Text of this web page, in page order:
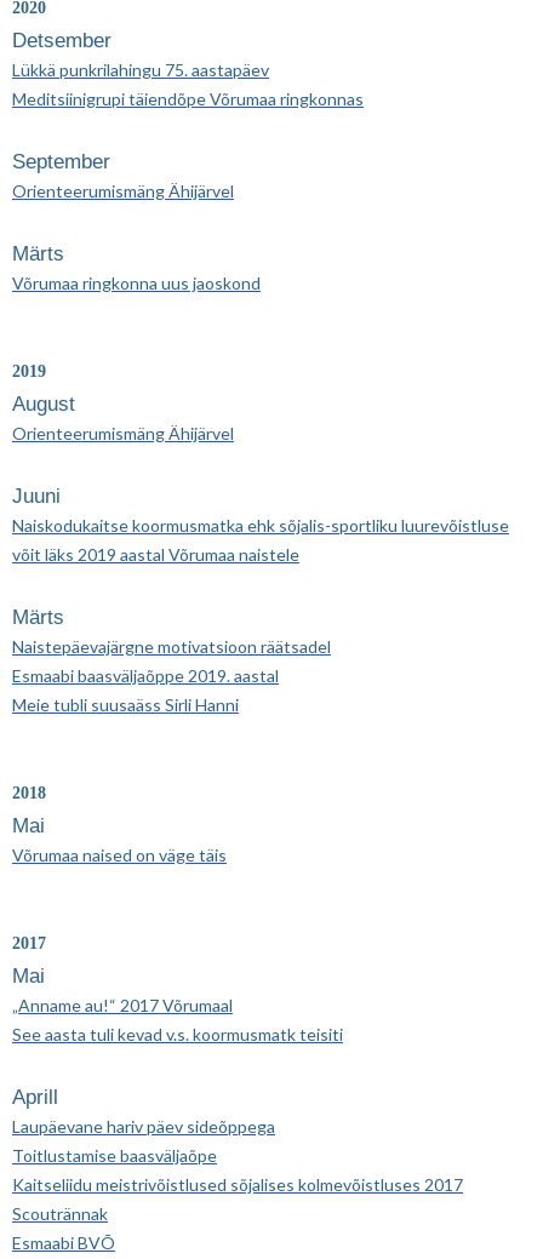
2020
Detsember
Lükkä punkrilahingu 75. aastapäev
Meditsiinigrupi täiendõpe Võrumaa ringkonnas
September
Orienteerumismäng Ähijärvel
Märts
Võrumaa ringkonna uus jaoskond
2019
August
Orienteerumismäng Ähijärvel
Juuni
Naiskodukaitse koormusmatka ehk sõjalis-sportliku luurevõistluse
võit läks 2019 aastal Võrumaa naistele
Märts
Naistepäevajärgne motivatsioon räätsadel
Esmaabi baasväljaõppe 2019. aastal
Meie tubli suusaäss Sirli Hanni
2018
Mai
Võrumaa naised on väge täis
2017
Mai
„Anname au!“ 2017 Võrumaal
See aasta tuli kevad v.s. koormusmatk teisiti
Aprill
Laupäevane hariv päev sideõppega
Toitlustamise baasväljaõpe
Kaitseliidu meistrivõistlused sõjalises kolmevõistluses 2017
Scoutrännak
Esmaabi BVÕ